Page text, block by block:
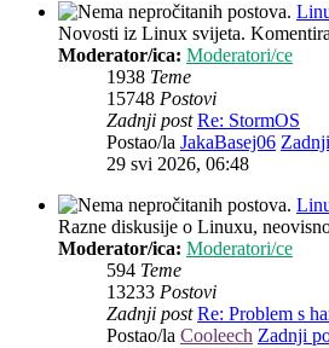
Novosti iz Linux svijeta.
Moderator/ica: Moderatori/ce
1938 Teme
15748 Postovi
Zadnji post Re: StormOS
Postao/la JakaBasej06
29 svi 2026, 06:48
Razne diskusije o Linuxu,
Moderator/ica: Moderatori/ce
594 Teme
13233 Postovi
Zadnji post Re: Problem s
Postao/la Cooleech Zadnji